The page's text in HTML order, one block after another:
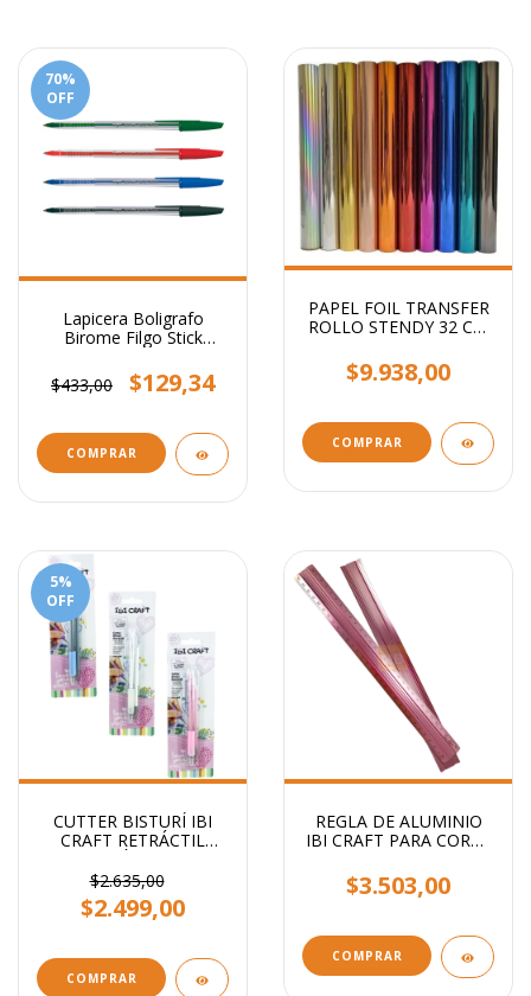
70%
OFF
Lapicera Boligrafo
Birome Filgo Stick
$433,00
$129,34
COMPRAR
PAPEL FOIL TRANSFER
ROLLO STENDY 32 CM
$9.938,00
COMPRAR
5%
OFF
CUTTER BISTURÍ IBI
CRAFT RETRÁCTIL
BISTURI DE REPUESTO
$2.635,00
$2.499,00
REGLA DE ALUMINIO
IBI CRAFT PARA CORTE
$3.503,00